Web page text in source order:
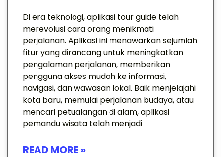
Di era teknologi, aplikasi tour guide telah
merevolusi cara orang menikmati
perjalanan. Aplikasi ini menawarkan sejumlah
fitur yang dirancang untuk meningkatkan
pengalaman perjalanan, memberikan
pengguna akses mudah ke informasi,
navigasi, dan wawasan lokal. Baik menjelajahi
kota baru, memulai perjalanan budaya, atau
mencari petualangan di alam, aplikasi
pemandu wisata telah menjadi
READ MORE »